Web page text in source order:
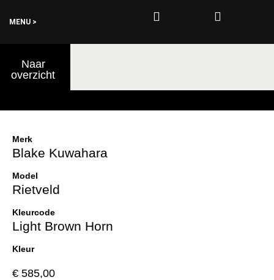
MENU >
Naar
overzicht
€0,00
Merk
Blake Kuwahara
Model
Rietveld
Kleurcode
Light Brown Horn
Kleur
€ 585,00